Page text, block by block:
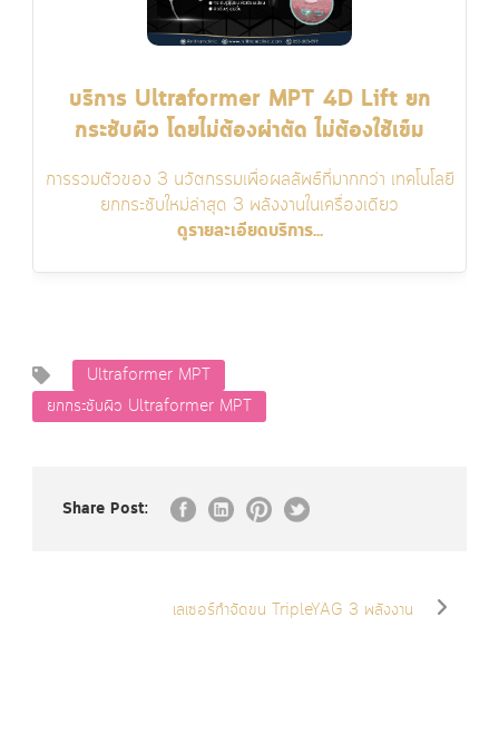
บริการ Ultraformer MPT 4D Lift ยก
กระชับผิว โดยไม่ต้องผ่าตัด ไม่ต้องใช้เข็ม
การรวมตัวของ 3 นวัตกรรมเพื่อผลลัพธ์ที่มากกว่า เทคโนโลยี
ยกกระชับใหม่ล่าสุด 3 พลังงานในเครื่องเดียว
ดูรายละเอียดบริการ...
Ultraformer MPT
ยกกระชับผิว Ultraformer MPT
Share Post:
เลเซอร์กำจัดขน TripleYAG 3 พลังงาน